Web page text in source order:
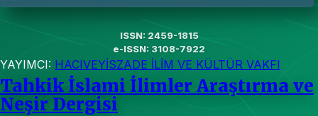
ISSN: 2459-1815
e-ISSN: 3108-7922
YAYIMCI: HACIVEYİSZADE İLİM VE KÜLTÜR VAKFI
Tahkik İslami İlimler Araştırma ve
Neşir Dergisi